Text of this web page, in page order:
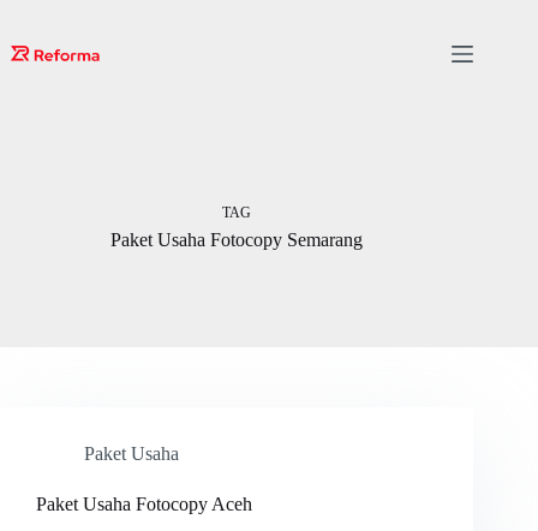
content
TAG
Paket Usaha Fotocopy Semarang
Paket Usaha
Paket Usaha Fotocopy Aceh